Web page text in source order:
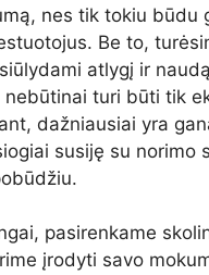
nes tik tokiu būdu
Be to,
atlygį ir
nebūtinai turi būti tik
dažniausiai yra
susiję su norimo
pasirenkame
įrodyti savo